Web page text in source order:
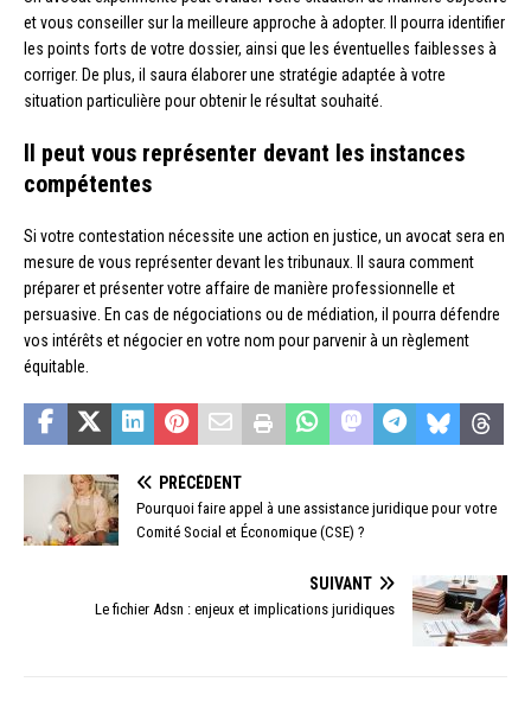
et vous conseiller sur la meilleure approche à adopter. Il pourra identifier
les points forts de votre dossier, ainsi que les éventuelles faiblesses à
corriger. De plus, il saura élaborer une stratégie adaptée à votre
situation particulière pour obtenir le résultat souhaité.
Il peut vous représenter devant les instances
compétentes
Si votre contestation nécessite une action en justice, un avocat sera en
mesure de vous représenter devant les tribunaux. Il saura comment
préparer et présenter votre affaire de manière professionnelle et
persuasive. En cas de négociations ou de médiation, il pourra défendre
vos intérêts et négocier en votre nom pour parvenir à un règlement
équitable.
PRÉCÉDENT
Pourquoi faire appel à une assistance juridique pour votre
Comité Social et Économique (CSE) ?
SUIVANT
Le fichier Adsn : enjeux et implications juridiques